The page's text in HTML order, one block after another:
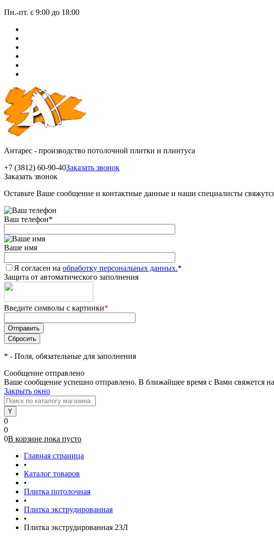
Пн.-пт. с 9:00 до 18:00
Антарес - производство потолочной плитки и плинтуса
+7 (3812) 60-90-40Заказать звонок
Заказать звонок
Оставьте Ваше сообщение и контактные данные и наши специалисты
Ваш телефон*
Ваше имя
Я согласен на обработку персональных данных.*
Защита от автоматического заполнения
Введите символы с картинки*
* - Поля, обязательные для заполнения
Сообщение отправлено
Ваше сообщение успешно отправлено. В ближайшее время с Вами свяжется
Закрыть окно
0
0
0В корзине пока пусто
Главная страница
•
Каталог товаров
•
Плитка потолочная
•
Плитка экструдированная
•
Плитка экструдированная 23Л